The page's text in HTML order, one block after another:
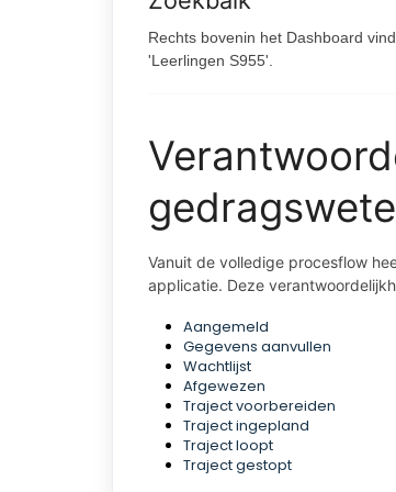
Rechts bovenin het Dashboard
'Leerlingen S955'.
Vanuit de volledige procesflow
applicatie. Deze
Aangemeld
Gegevens aanvullen
Wachtlijst
Afgewezen
Traject voorbereiden
Traject ingepland
Traject loopt
Traject gestopt